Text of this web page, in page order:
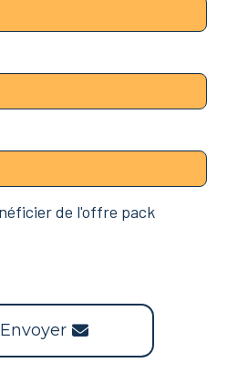
de l'offre pack
Envoyer